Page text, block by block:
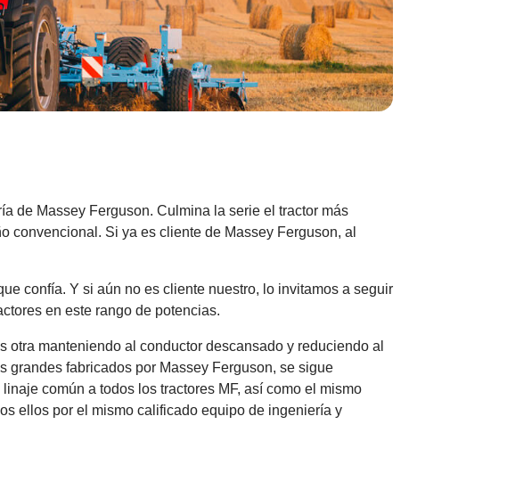
de Massey Ferguson. Culmina la serie el tractor más
convencional. Si ya es cliente de Massey Ferguson, al
confía. Y si aún no es cliente nuestro, lo invitamos a seguir
en este rango de potencias.
manteniendo al conductor descansado y reduciendo al
grandes fabricados por Massey Ferguson, se sigue
común a todos los tractores MF, así como el mismo
ellos por el mismo calificado equipo de ingeniería y